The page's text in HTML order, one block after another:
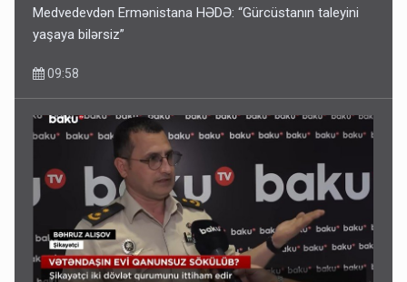
Medvedevdən Ermənistana HƏDƏ: “Gürcüstanın taleyini
yaşaya bilərsiz”
09:58